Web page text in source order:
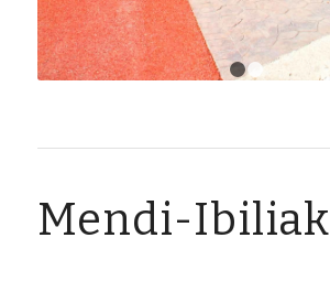
Mendi-Ibiliak